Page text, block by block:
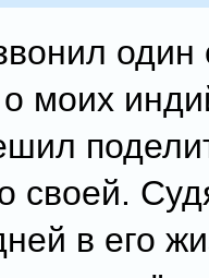
один
моих
своей.
в его